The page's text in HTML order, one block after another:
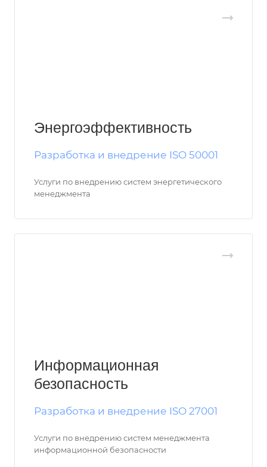
Энергоэффективность
Разработка и внедрение ISO 50001
Услуги по внедрению систем энергетического
менеджмента
Информационная
безопасность
Разработка и внедрение ISO 27001
Услуги по внедрению систем менеджмента
информационной безопасности